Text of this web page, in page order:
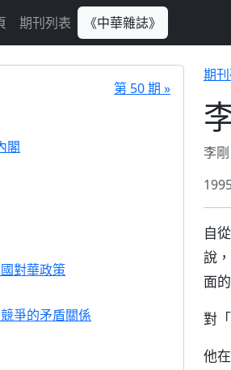
期刊列表 《中華雜誌》
第 50 期 »
閣
對華政策
爭的矛盾關係
期
李剛
自
說
面
對
他